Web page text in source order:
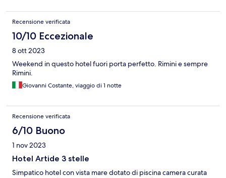
Recensione verificata
10/10 Eccezionale
8 ott 2023
Weekend in questo hotel fuori porta perfetto. Rimini e sempre
Rimini.
Giovanni Costante, viaggio di 1 notte
Recensione verificata
6/10 Buono
1 nov 2023
Hotel Artide 3 stelle
Simpatico hotel con vista mare dotato di piscina camera curata